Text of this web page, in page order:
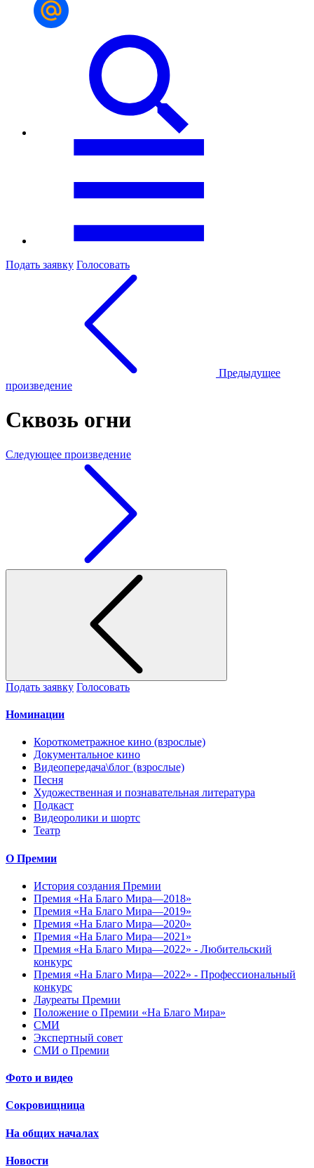
Подать заявку Голосовать
Предыдущее
произведение
Сквозь огни
Следующее произведение
Подать заявку Голосовать
Номинации
Короткометражное кино (взрослые)
Документальное кино
Видеопередача\блог (взрослые)
Песня
Художественная и познавательная литература
Подкаст
Видеоролики и шортс
Театр
О Премии
История создания Премии
Премия «На Благо Мира—2018»
Премия «На Благо Мира—2019»
Премия «На Благо Мира—2020»
Премия «На Благо Мира—2021»
Премия «На Благо Мира—2022» - Любительский
конкурс
Премия «На Благо Мира—2022» - Профессиональный
конкурс
Лауреаты Премии
Положение о Премии «На Благо Мира»
СМИ
Экспертный совет
СМИ о Премии
Фото и видео
Сокровищница
На общих началах
Новости